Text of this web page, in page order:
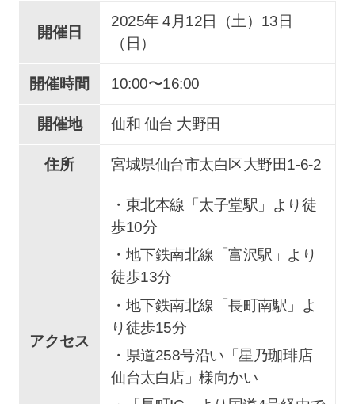
開催日
2025年 4月 12日（土） 13 日
（日）
開催時間 10:00〜16:00
開催地 仙和 仙台 大野田
住所 宮城県仙台市太白区大野田1-6-2
アクセス
・東北本線「太子堂駅」より徒
歩10分
・地下鉄南北線「富沢駅」より
徒歩13分
・地下鉄南北線「長町南駅」よ
り徒歩15分
・県道258号沿い「星乃珈琲店
仙台太白店」様向かい